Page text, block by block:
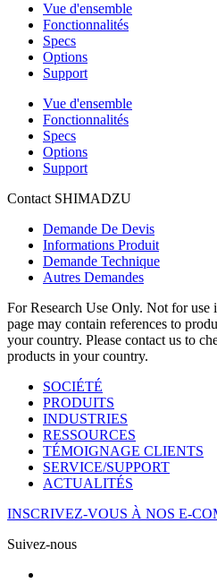
Vue d'ensemble
Fonctionnalités
Specs
Options
Support
Vue d'ensemble
Fonctionnalités
Specs
Options
Support
Contact SHIMADZU
Demande De Devis
Informations Produit
Demande Technique
Autres Demandes
For Research Use Only. Not for use
page may contain references to
your country. Please contact us to
products in your country.
SOCIÉTÉ
PRODUITS
INDUSTRIES
RESSOURCES
TÉMOIGNAGE CLIENTS
SERVICE/SUPPORT
ACTUALITÉS
INSCRIVEZ-VOUS À NOS E-
Suivez-nous